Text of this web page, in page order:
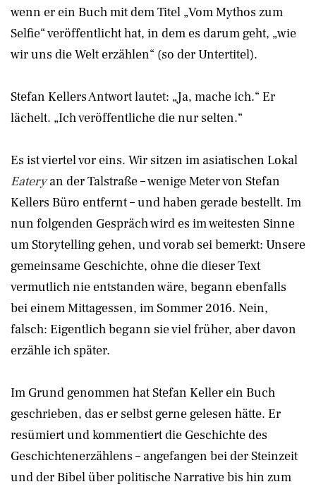
wenn er ein Buch mit dem Titel „Vom Mythos zum
Selfie“ veröffentlicht hat, in dem es darum geht, „wie
wir uns die Welt erzählen“ (so der Untertitel).
Stefan Kellers Antwort lautet: „Ja, mache ich.“ Er
lächelt. „Ich veröffentliche die nur selten.“
Es ist viertel vor eins. Wir sitzen im asiatischen Lokal
Eateryan der Talstraße – wenige Meter von Stefan
Kellers Büro entfernt – und haben gerade bestellt. Im
nun folgenden Gespräch wird es im weitesten Sinne
um Storytelling gehen, und vorab sei bemerkt: Unsere
gemeinsame Geschichte, ohne die dieser Text
vermutlich nie entstanden wäre, begann ebenfalls
bei einem Mittagessen, im Sommer 2016. Nein,
falsch: Eigentlich begann sie viel früher, aber davon
erzähle ich später.
Im Grund genommen hat Stefan Keller ein Buch
geschrieben, das er selbst gerne gelesen hätte. Er
resümiert und kommentiert die Geschichte des
Geschichtenerzählens – angefangen bei der Steinzeit
und der Bibel über politische Narrative bis hin zum